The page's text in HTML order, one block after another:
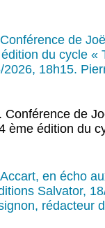
de
du cycle «
18h15.
de
ème édition du
en écho
Salvator,
rédacteur